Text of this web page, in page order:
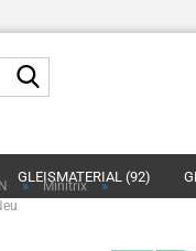
GLEISMATERIAL (92)
» Minitrix »